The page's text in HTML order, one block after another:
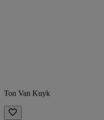
Ton Van Kuyk